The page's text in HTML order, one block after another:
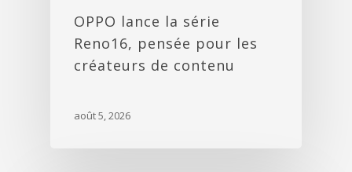
OPPO lance la série
Reno16, pensée pour les
créateurs de contenu
août 5, 2026